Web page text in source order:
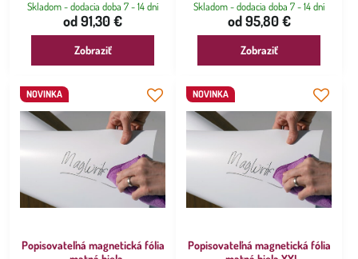
Skladom - dodacia doba 7 - 14 dní
od 91,30 €
Zobraziť
Skladom - dodacia doba 7 - 14 dní
od 95,80 €
Zobraziť
NOVINKA
Popisovateľná magnetická fólia
NOVINKA
Popisovateľná magnetická fólia